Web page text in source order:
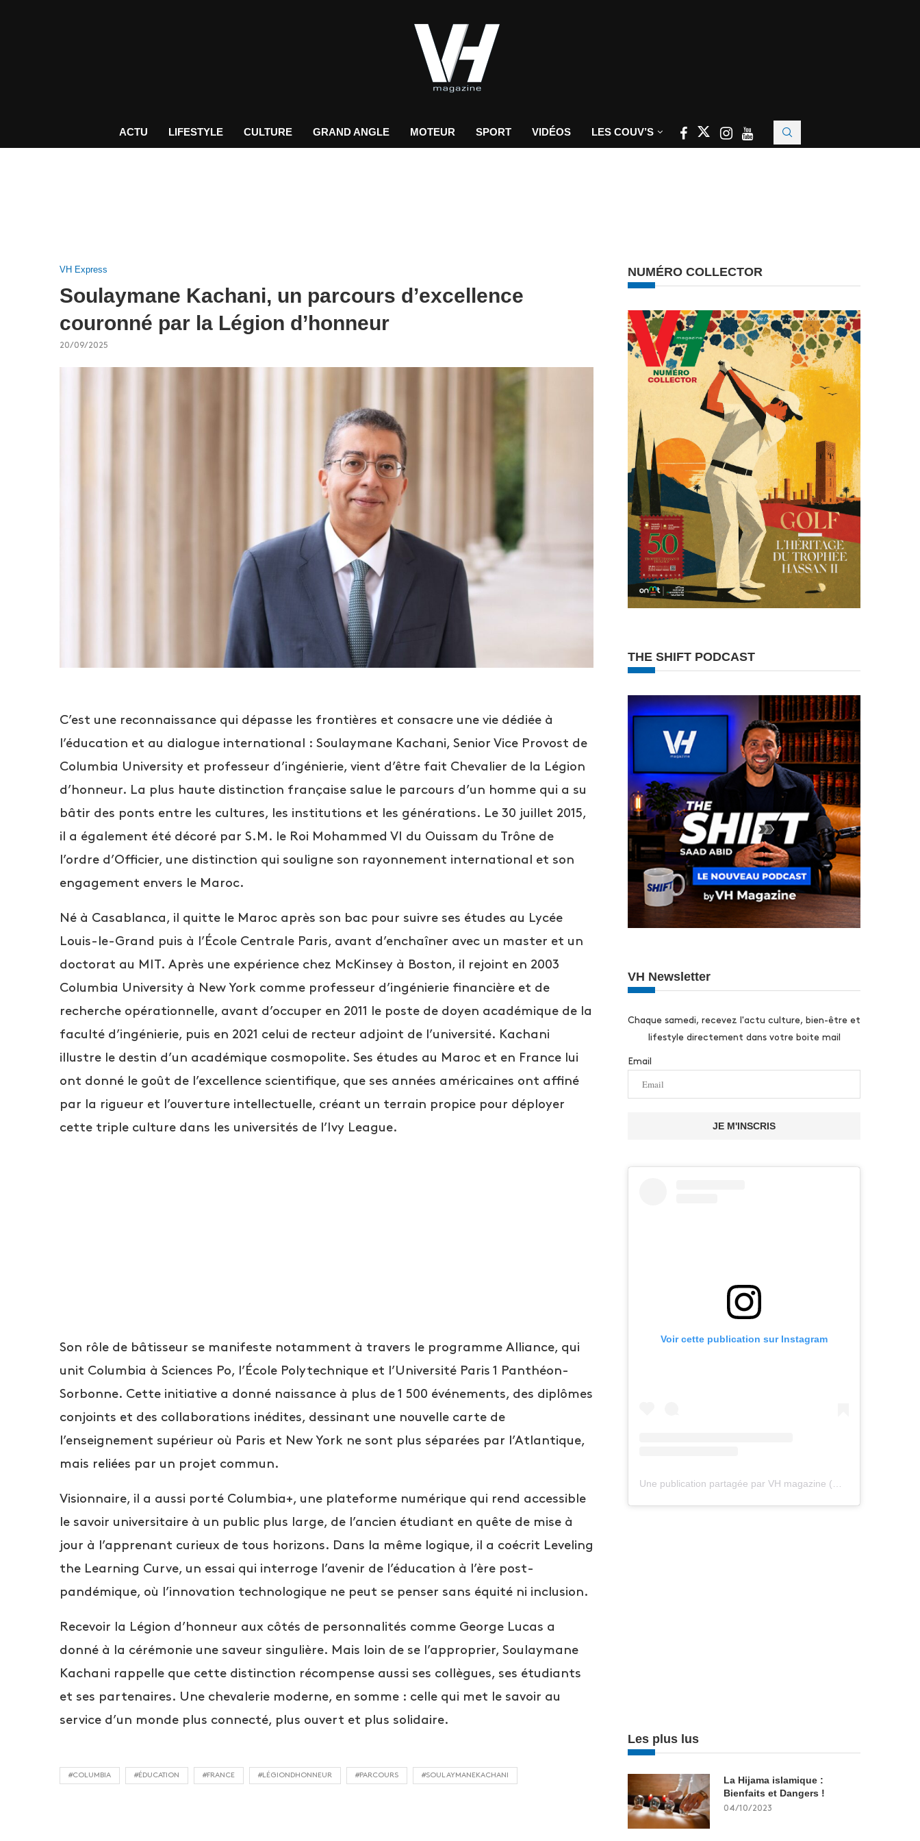
ACTU LIFESTYLE CULTURE GRAND ANGLE MOTEUR SPORT VIDÉOS LES COUV’S
VH Express
Soulaymane Kachani, un parcours d’excellence
couronné par la Légion d’honneur
20/09/2025
C’est une reconnaissance qui dépasse les frontières et consacre une vie dédiée à
l’éducation et au dialogue international : Soulaymane Kachani, Senior Vice Provost de
Columbia University et professeur d’ingénierie, vient d’être fait Chevalier de la Légion
d’honneur. La plus haute distinction française salue le parcours d’un homme qui a su
bâtir des ponts entre les cultures, les institutions et les générations. Le 30 juillet 2015,
il a également été décoré par S.M. le Roi Mohammed VI du Ouissam du Trône de
l’ordre d’Officier, une distinction qui souligne son rayonnement international et son
engagement envers le Maroc.
Né à Casablanca, il quitte le Maroc après son bac pour suivre ses études au Lycée
Louis-le-Grand puis à l’École Centrale Paris, avant d’enchaîner avec un master et un
doctorat au MIT. Après une expérience chez McKinsey à Boston, il rejoint en 2003
Columbia University à New York comme professeur d’ingénierie financière et de
recherche opérationnelle, avant d’occuper en 2011 le poste de doyen académique de la
faculté d’ingénierie, puis en 2021 celui de recteur adjoint de l’université. Kachani
illustre le destin d’un académique cosmopolite. Ses études au Maroc et en France lui
ont donné le goût de l’excellence scientifique, que ses années américaines ont affiné
par la rigueur et l’ouverture intellectuelle, créant un terrain propice pour déployer
cette triple culture dans les universités de l’Ivy League.
Son rôle de bâtisseur se manifeste notamment à travers le programme Alliance, qui
unit Columbia à Sciences Po, l’École Polytechnique et l’Université Paris 1 Panthéon-
Sorbonne. Cette initiative a donné naissance à plus de 1 500 événements, des diplômes
conjoints et des collaborations inédites, dessinant une nouvelle carte de
l’enseignement supérieur où Paris et New York ne sont plus séparées par l’Atlantique,
mais reliées par un projet commun.
Visionnaire, il a aussi porté Columbia+, une plateforme numérique qui rend accessible
le savoir universitaire à un public plus large, de l’ancien étudiant en quête de mise à
jour à l’apprenant curieux de tous horizons. Dans la même logique, il a coécrit Leveling
the Learning Curve, un essai qui interroge l’avenir de l’éducation à l’ère post-
pandémique, où l’innovation technologique ne peut se penser sans équité ni inclusion.
Recevoir la Légion d’honneur aux côtés de personnalités comme George Lucas a
donné à la cérémonie une saveur singulière. Mais loin de se l’approprier, Soulaymane
Kachani rappelle que cette distinction récompense aussi ses collègues, ses étudiants
et ses partenaires. Une chevalerie moderne, en somme : celle qui met le savoir au
service d’un monde plus connecté, plus ouvert et plus solidaire.
#COLUMBIA #ÉDUCATION #FRANCE #LÉGIONDHONNEUR #PARCOURS #SOULAYMANEKACHANI
NUMÉRO COLLECTOR
THE SHIFT PODCAST
VH Newsletter
Chaque samedi, recevez l'actu culture, bien-être et
lifestyle directement dans votre boite mail
Email
JE M'INSCRIS
Voir cette publication sur Instagram
Les plus lus
La Hijama islamique :
Bienfaits et Dangers !
04/10/2023